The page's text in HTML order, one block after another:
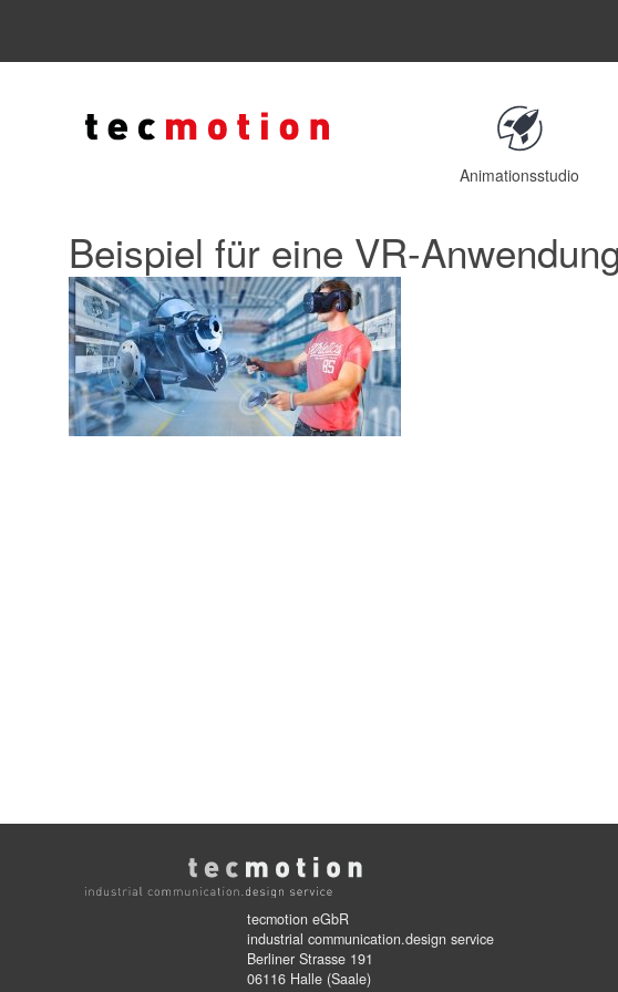
Animationsstudio
Beispiel für eine VR-Anwendung
tecmotion eGbR
industrial communication.design service
Berliner Strasse 191
06116 Halle (Saale)